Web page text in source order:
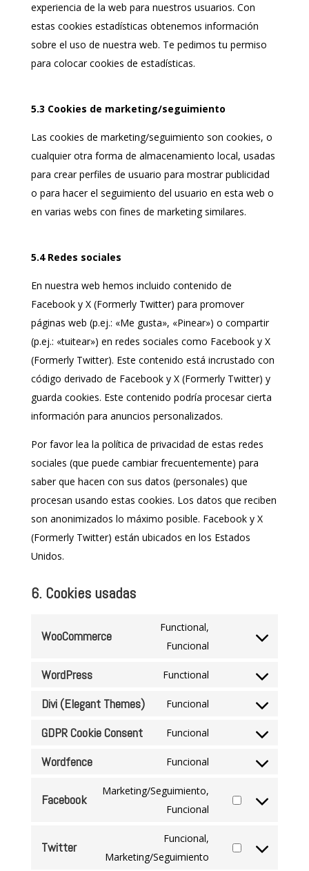
experiencia de la web para nuestros usuarios. Con
estas cookies estadísticas obtenemos información
sobre el uso de nuestra web. Te pedimos tu permiso
para colocar cookies de estadísticas.
5.3 Cookies de marketing/seguimiento
Las cookies de marketing/seguimiento son cookies, o
cualquier otra forma de almacenamiento local, usadas
para crear perfiles de usuario para mostrar publicidad
o para hacer el seguimiento del usuario en esta web o
en varias webs con fines de marketing similares.
5.4 Redes sociales
En nuestra web hemos incluido contenido de
Facebook y X (Formerly Twitter) para promover
páginas web (p.ej.: «Me gusta», «Pinear») o compartir
(p.ej.: «tuitear») en redes sociales como Facebook y X
(Formerly Twitter). Este contenido está incrustado con
código derivado de Facebook y X (Formerly Twitter) y
guarda cookies. Este contenido podría procesar cierta
información para anuncios personalizados.
Por favor lea la política de privacidad de estas redes
sociales (que puede cambiar frecuentemente) para
saber que hacen con sus datos (personales) que
procesan usando estas cookies. Los datos que reciben
son anonimizados lo máximo posible. Facebook y X
(Formerly Twitter) están ubicados en los Estados
Unidos.
6. Cookies usadas
WooCommerce
Functional,
Funcional
woocommerce
WordPress Functional
wordpress
Divi (Elegant Themes) Funcional
themes)
GDPR Cookie Consent Funcional
gdpr-
Wordfence Funcional
service
Facebook
Marketing/Seguimiento,
Funcional
Consent
service
Twitter
Funcional,
Marketing/Seguimiento
Consent